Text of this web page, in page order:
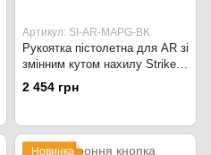
Артикул: SI-AR-MAPG-BK
Рукоятка пістолетна для AR зі
змінним кутом нахилу Strike
Industries SI-AR-MAPG-BK
2 454 грн
Новинка